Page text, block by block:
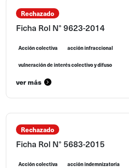
Rechazado
Ficha Rol N° 9623-2014
Acción colectiva acción infraccional
vulneración de interés colectivo y difuso
ver más
Rechazado
Ficha Rol N° 5683-2015
Acción colectiva acción indemnizatoria